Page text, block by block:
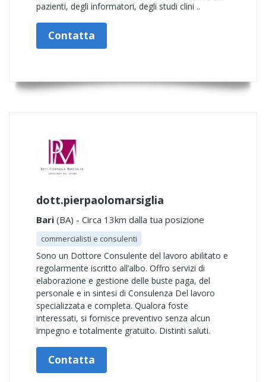
pazienti, degli informatori, degli studi clini ..
Contatta
dott.pierpaolomarsiglia
Bari (BA) - Circa 13km dalla tua posizione
commercialisti e consulenti
Sono un Dottore Consulente del lavoro abilitato e
regolarmente iscritto all’albo. Offro servizi di
elaborazione e gestione delle buste paga, del
personale e in sintesi di Consulenza Del lavoro
specializzata e completa. Qualora foste
interessati, si fornisce preventivo senza alcun
impegno e totalmente gratuito. Distinti saluti.
Contatta